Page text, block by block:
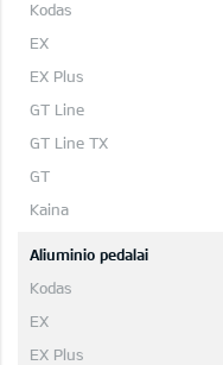
Aliuminio pedalai